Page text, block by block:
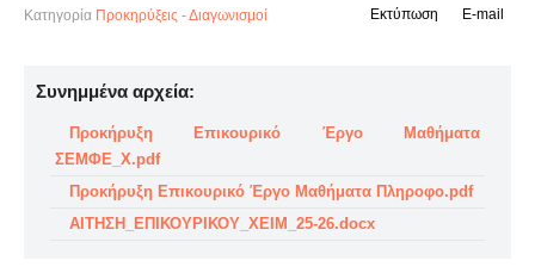
Κατηγορία Προκηρύξεις - Διαγωνισμοί E-mail
Εκτύπωση
Συνημμένα αρχεία:
Προκήρυξη Επικουρικό Έργο Μαθήματα
ΣΕΜΦΕ_Χ.pdf
Προκήρυξη Επικουρικό Έργο Μαθήματα Πληροφο.pdf
ΑΙΤΗΣΗ_ΕΠΙΚΟΥΡΙΚΟΥ_XEIM_25-26.docx